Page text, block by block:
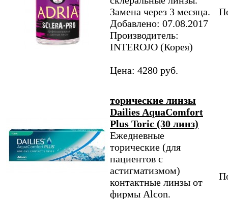
Замена через 3 месяца.
Добавлено: 07.08.2017
Производитель:
INTEROJO (Корея)
Цена: 4280 руб.
торические линзы
Dailies AquaComfort
Plus Toric (30 линз)
Ежедневные
торические (для
пациентов с
астигматизмом)
контактные линзы от
фирмы Alcon.